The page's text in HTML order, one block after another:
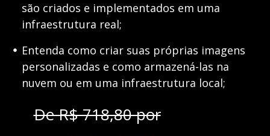
são criados e implementados em uma
infraestrutura real;
Entenda como criar suas próprias imagens
personalizadas e como armazená-las na
nuvem ou em uma infraestrutura local;
De R$ 718,80 por